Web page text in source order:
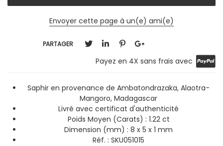
Envoyer cette page à un(e) ami(e)
PARTAGER
Payez en 4X sans frais avec
Saphir en provenance de Ambatondrazaka, Alaotra-
Mangoro, Madagascar
Livré avec certificat d'authenticité
Poids Moyen (Carats) : 1.22 ct
Dimension (mm) : 8 x 5 x 1 mm
Réf. : SKU051015